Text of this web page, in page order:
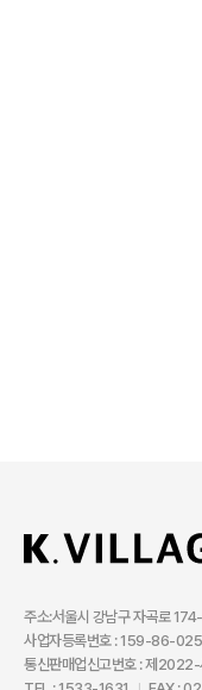
주소:서울시 강남구 자곡로
사업자등록번호 : 159-86-
통신판매업신고번호 : 제